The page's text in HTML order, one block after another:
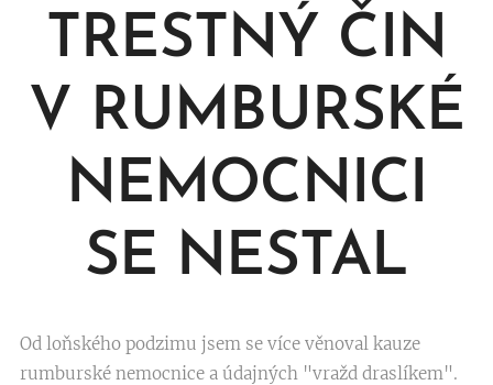
TRESTNÝ ČIN
V RUMBURSKÉ
NEMOCNICI
SE NESTAL
Od loňského podzimu jsem se více věnoval kauze
rumburské nemocnice a údajných "vražd draslíkem".